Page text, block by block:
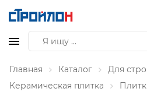
Главная Каталог
Для
Керамическая плитка